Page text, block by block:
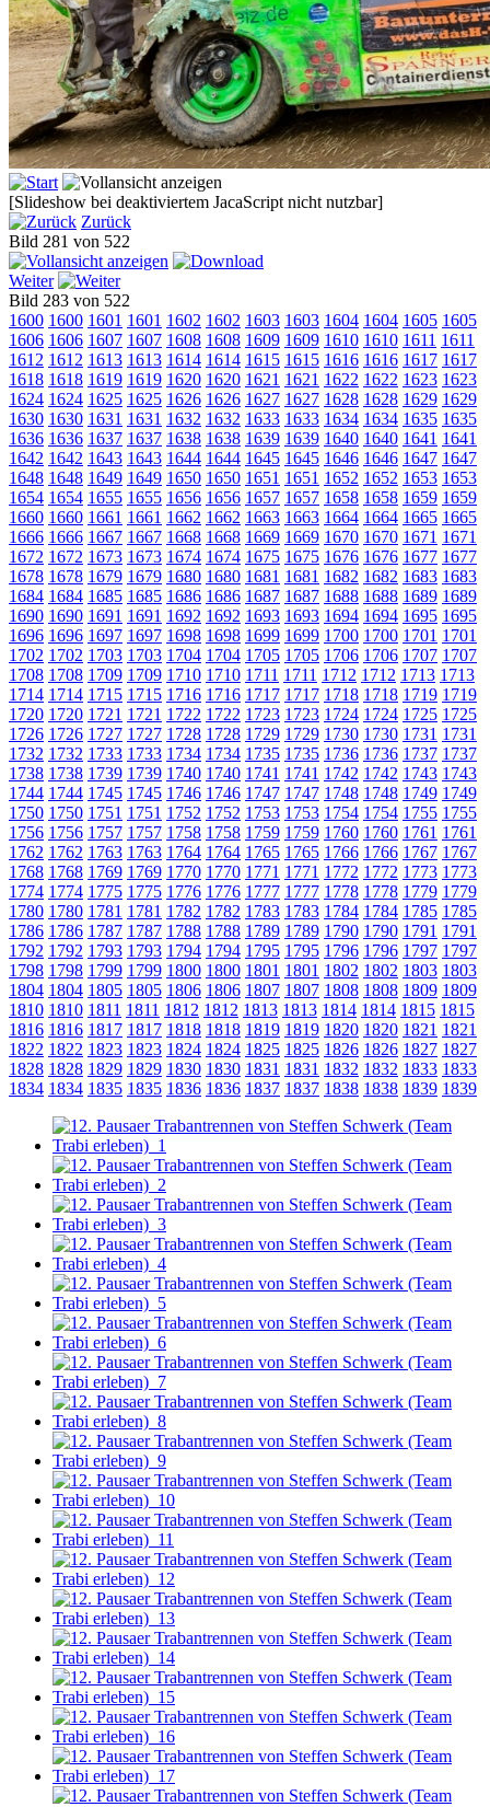
[Slideshow bei deaktiviertem JacaScript nicht nutzbar]
Zurück
Bild 281 von 522
Weiter
Bild 283 von 522
1600 1600 1601 1601 1602 1602 1603 1603 1604 1604 1605 1605
1606 1606 1607 1607 1608 1608 1609 1609 1610 1610 1611 1611
1612 1612 1613 1613 1614 1614 1615 1615 1616 1616 1617 1617
1618 1618 1619 1619 1620 1620 1621 1621 1622 1622 1623 1623
1624 1624 1625 1625 1626 1626 1627 1627 1628 1628 1629 1629
1630 1630 1631 1631 1632 1632 1633 1633 1634 1634 1635 1635
1636 1636 1637 1637 1638 1638 1639 1639 1640 1640 1641 1641
1642 1642 1643 1643 1644 1644 1645 1645 1646 1646 1647 1647
1648 1648 1649 1649 1650 1650 1651 1651 1652 1652 1653 1653
1654 1654 1655 1655 1656 1656 1657 1657 1658 1658 1659 1659
1660 1660 1661 1661 1662 1662 1663 1663 1664 1664 1665 1665
1666 1666 1667 1667 1668 1668 1669 1669 1670 1670 1671 1671
1672 1672 1673 1673 1674 1674 1675 1675 1676 1676 1677 1677
1678 1678 1679 1679 1680 1680 1681 1681 1682 1682 1683 1683
1684 1684 1685 1685 1686 1686 1687 1687 1688 1688 1689 1689
1690 1690 1691 1691 1692 1692 1693 1693 1694 1694 1695 1695
1696 1696 1697 1697 1698 1698 1699 1699 1700 1700 1701 1701
1702 1702 1703 1703 1704 1704 1705 1705 1706 1706 1707 1707
1708 1708 1709 1709 1710 1710 1711 1711 1712 1712 1713 1713
1714 1714 1715 1715 1716 1716 1717 1717 1718 1718 1719 1719
1720 1720 1721 1721 1722 1722 1723 1723 1724 1724 1725 1725
1726 1726 1727 1727 1728 1728 1729 1729 1730 1730 1731 1731
1732 1732 1733 1733 1734 1734 1735 1735 1736 1736 1737 1737
1738 1738 1739 1739 1740 1740 1741 1741 1742 1742 1743 1743
1744 1744 1745 1745 1746 1746 1747 1747 1748 1748 1749 1749
1750 1750 1751 1751 1752 1752 1753 1753 1754 1754 1755 1755
1756 1756 1757 1757 1758 1758 1759 1759 1760 1760 1761 1761
1762 1762 1763 1763 1764 1764 1765 1765 1766 1766 1767 1767
1768 1768 1769 1769 1770 1770 1771 1771 1772 1772 1773 1773
1774 1774 1775 1775 1776 1776 1777 1777 1778 1778 1779 1779
1780 1780 1781 1781 1782 1782 1783 1783 1784 1784 1785 1785
1786 1786 1787 1787 1788 1788 1789 1789 1790 1790 1791 1791
1792 1792 1793 1793 1794 1794 1795 1795 1796 1796 1797 1797
1798 1798 1799 1799 1800 1800 1801 1801 1802 1802 1803 1803
1804 1804 1805 1805 1806 1806 1807 1807 1808 1808 1809 1809
1810 1810 1811 1811 1812 1812 1813 1813 1814 1814 1815 1815
1816 1816 1817 1817 1818 1818 1819 1819 1820 1820 1821 1821
1822 1822 1823 1823 1824 1824 1825 1825 1826 1826 1827 1827
1828 1828 1829 1829 1830 1830 1831 1831 1832 1832 1833 1833
1834 1834 1835 1835 1836 1836 1837 1837 1838 1838 1839 1839